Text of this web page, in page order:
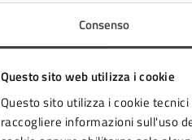
Consenso
Questo sito web utilizza i cookie
Questo sito utilizza i cookie
raccogliere informazioni sull'uso
-
-